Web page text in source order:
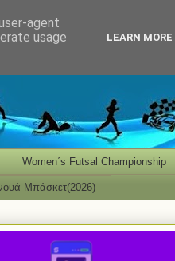
Women΄s Futsal Championship
Μπάσκετ(2026)
agent
usage
LEARN MORE